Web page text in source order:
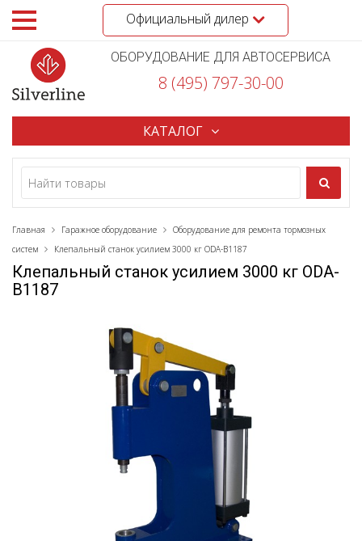
Официальный дилер
ОБОРУДОВАНИЕ ДЛЯ АВТОСЕРВИСА
8 (495) 797-30-00
КАТАЛОГ
Главная Гаражное оборудование
Оборудование для ремонта тормозных
систем
Клепальный станок усилием 3000 кг ODA-B1187
Клепальный станок усилием 3000 кг ODA-
B1187